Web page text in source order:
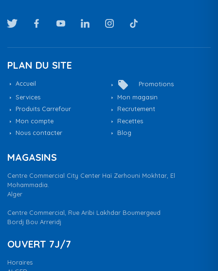
PLAN DU SITE
Accueil local_offer
Promotions
Services
Mon magasin
Produits Carrefour
Recrutement
Mon compte
Recettes
Nous contacter
Blog
MAGASINS
Centre Commercial City Center Haï Zerhouni Mokhtar, El
Mohammadia.
Alger
Centre Commercial, Rue Aribi Lakhdar Boumergeud
Bordj Bou Arreridj
OUVERT 7J/7
Horaires